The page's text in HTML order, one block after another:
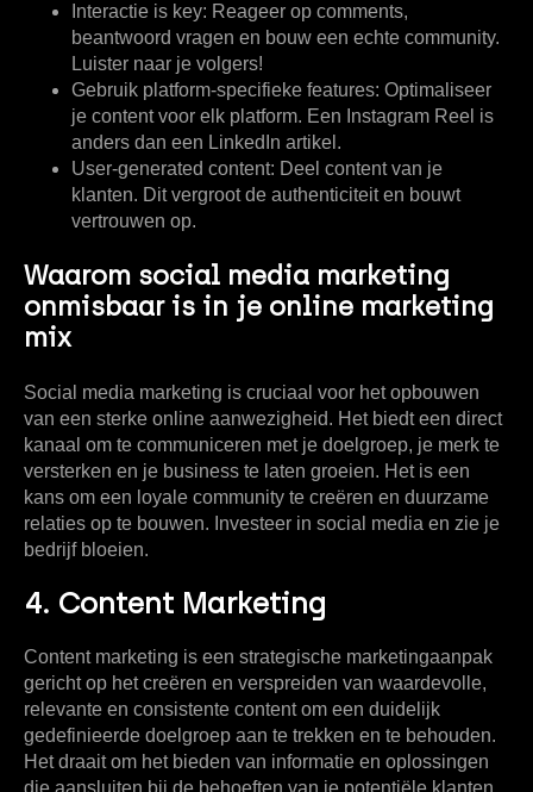
Interactie is key: Reageer op comments,
beantwoord vragen en bouw een echte community.
Luister naar je volgers!
Gebruik platform-specifieke features: Optimaliseer
je content voor elk platform. Een Instagram Reel is
anders dan een LinkedIn artikel.
User-generated content: Deel content van je
klanten. Dit vergroot de authenticiteit en bouwt
vertrouwen op.
Waarom social media marketing
onmisbaar is in je online marketing
mix
Social media marketing is cruciaal voor het opbouwen
van een sterke online aanwezigheid. Het biedt een direct
kanaal om te communiceren met je doelgroep, je merk te
versterken en je business te laten groeien. Het is een
kans om een loyale community te creëren en duurzame
relaties op te bouwen. Investeer in social media en zie je
bedrijf bloeien.
4. Content Marketing
Content marketing is een strategische marketingaanpak
gericht op het creëren en verspreiden van waardevolle,
relevante en consistente content om een duidelijk
gedefinieerde doelgroep aan te trekken en te behouden.
Het draait om het bieden van informatie en oplossingen